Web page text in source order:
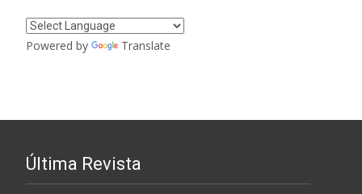
Powered by Translate
Última Revista